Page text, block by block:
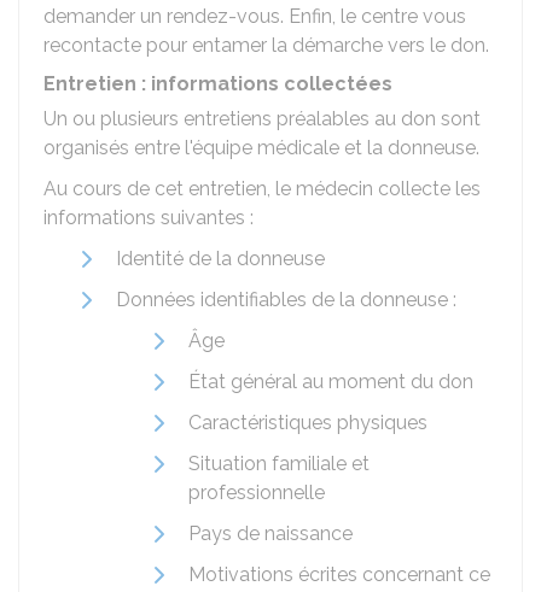
demander un rendez-vous. Enfin, le centre vous
recontacte pour entamer la démarche vers le don.
Entretien : informations collectées
Un ou plusieurs entretiens préalables au don sont
organisés entre l'équipe médicale et la donneuse.
Au cours de cet entretien, le médecin collecte les
informations suivantes :
Identité de la donneuse
Données identifiables de la donneuse :
Âge
État général au moment du don
Caractéristiques physiques
Situation familiale et
professionnelle
Pays de naissance
Motivations écrites concernant ce